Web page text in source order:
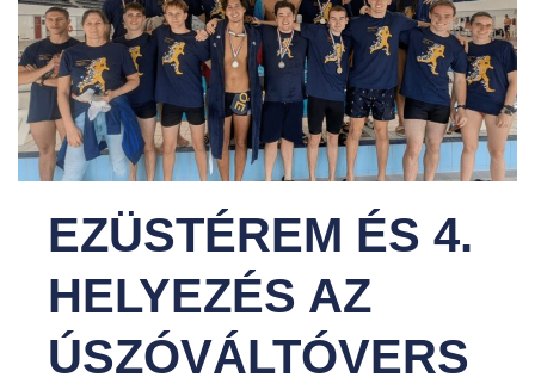
EZÜSTÉREM ÉS 4.
HELYEZÉS AZ
ÚSZÓVÁLTÓVERS